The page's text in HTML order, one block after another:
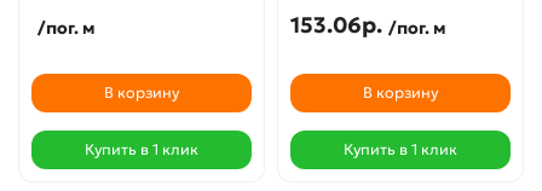
/пог. м
В корзину
Купить в 1 клик
153.06р. /пог. м
В корзину
Купить в 1 клик